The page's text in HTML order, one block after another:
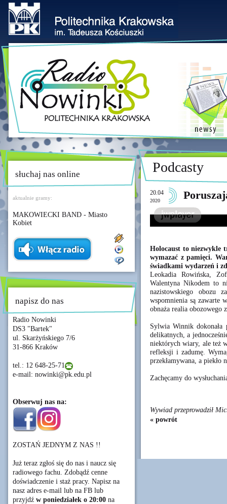
słuchaj nas online
aktualnie gramy:
MAKOWIECKI BAND - Miasto
Kobiet
napisz do nas
Radio Nowinki
DS3 "Bartek"
ul. Skarżyńskiego 7/6
31-866 Kraków
tel.: 12 648-25-71
e-mail: nowinki@pk.edu.pl
Obserwuj nas na:
ZOSTAŃ JEDNYM Z NAS !!
Już teraz zgłoś się do nas i naucz się
radiowego fachu. Zdobądź cenne
doświadczenie i staż pracy. Napisz na
nasz adres e-mail lub na FB lub
przyjdź w poniedziałek o 20:00 na
Podcasty
20.04
2020
Holocaust to niezwykle
wymazać z pamięci.
świadkami wydarzeń i
Leokadia Rowińska,
Walentyna Nikodem to
nazistowskiego obozu
wspomnienia są zawarte
obnaża realia obozowego
Sylwia Winnik
delikatnych, a
niektórych wiary, ale też
refleksji i zadumę.
przekłamywana, a
Zachęcamy do
Wywiad przeprowadził
« powrót